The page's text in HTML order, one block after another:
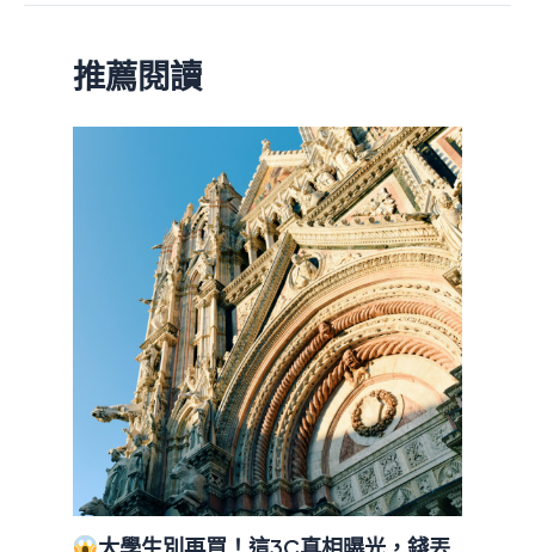
推薦閱讀
大學生別再買！這3C真相曝光，錢丟